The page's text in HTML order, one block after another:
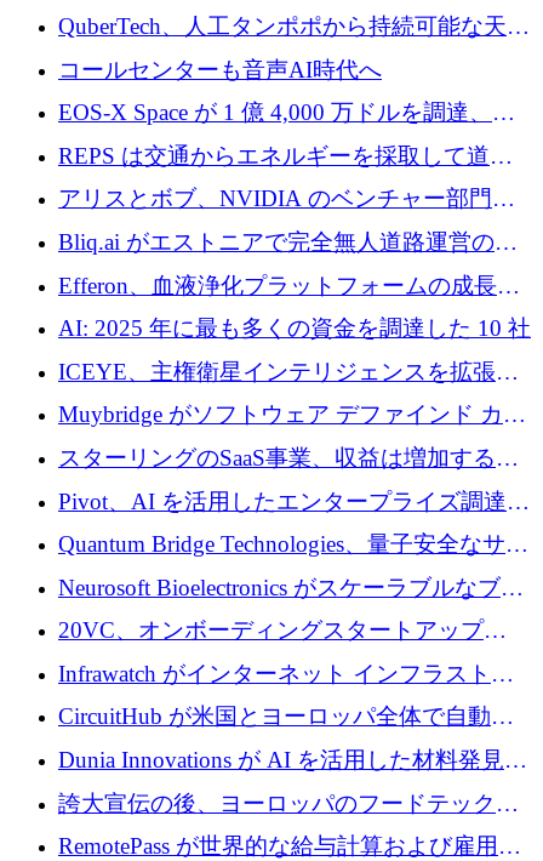
る: イノベーション リーダーが Nexus
Luxembourg 2026 に集まる理由
QuberTech、人工タンポポから持続可能な天然
ゴムを開発するために 340 万ポンドを調達
コールセンターも音声AI時代へ
EOS-X Space が 1 億 4,000 万ドルを調達、
Mistral が Emmi AI を買収、Bliq がエストニア
での完全無人道路運営を承認
REPS は交通からエネルギーを採取して道路
を発電所に変えるために 2,360 万ドルを調達
アリスとボブ、NVIDIA のベンチャー部門か
らの投資でシリーズ B を拡大
Bliq.ai がエストニアで完全無人道路運営の承
認を獲得
Efferon、血液浄化プラットフォームの成長に
250万ユーロを確保
AI: 2025 年に最も多くの資金を調達した 10 社
ICEYE、主権衛星インテリジェンスを拡張す
るために 3 億ユーロの信用枠を確保
Muybridge がソフトウェア デファインド カメ
ラ テクノロジーを拡張するためにシリーズ A
で 1,600 万ドルを調達
スターリングのSaaS事業、収益は増加するも
グループ利益は減少
Pivot、AI を活用したエンタープライズ調達プ
ラットフォームを拡大するために 4,000 万ド
ルを調達
Quantum Bridge Technologies、量子安全なサイ
バーセキュリティ インフラストラクチャの拡
張にシリーズ A で 800 万ドルを投入
Neurosoft Bioelectronics がスケーラブルなブレ
イン コンピューター インターフェイスのため
に 750 万ドルを調達
20VC、オンボーディングスタートアップ
Prelude へのシリーズ A 投資で 2,000 万ドルを
Infrawatch がインターネット インフラストラ
クチャ インテリジェンス向けに 300 万ドルの
CircuitHub が米国とヨーロッパ全体で自動電
子機器製造を拡大するために 2,800 万ドルを
Dunia Innovations が AI を活用した材料発見を
産業化するために 2 億 8,000 万ユーロのベル
リン GigaLab を発表
誇大宣伝の後、ヨーロッパのフードテックセ
クターはファンダメンタルズを中心に再構築
RemotePass が世界的な給与計算および雇用プ